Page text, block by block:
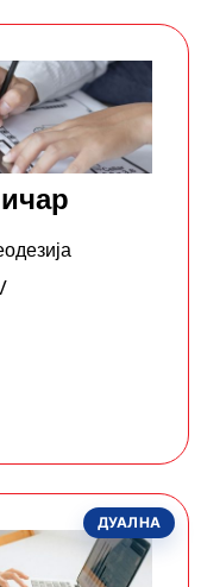
ДУАЛНА